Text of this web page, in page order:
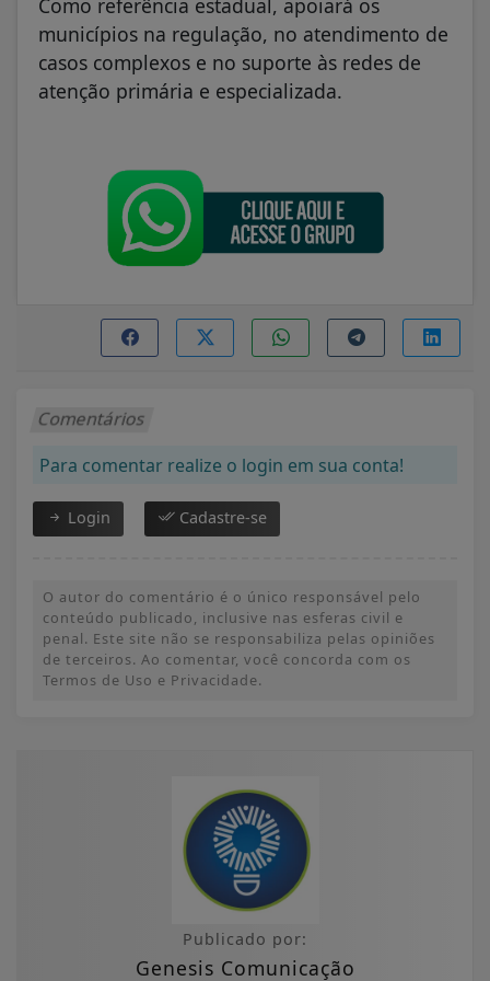
municípios na regulação, no atendimento de
casos complexos e no suporte às redes de
atenção primária e especializada.
Comentários
Para comentar realize o login em sua conta!
Login Cadastre-se
O autor do comentário é o único responsável pelo
conteúdo publicado, inclusive nas esferas civil e
penal. Este site não se responsabiliza pelas opiniões
de terceiros. Ao comentar, você concorda com os
Termos de Uso e Privacidade.
Publicado por:
Genesis Comunicação